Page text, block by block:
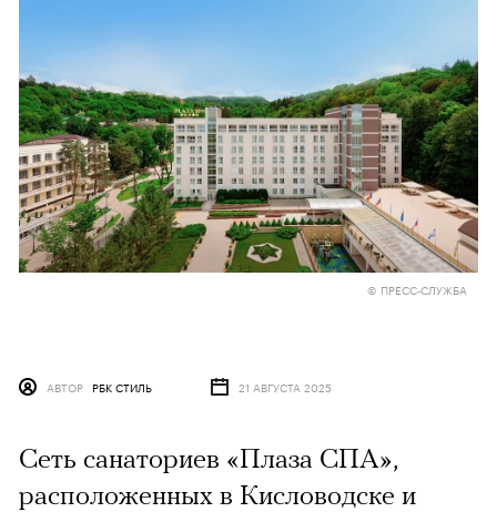
© ПРЕСС-СЛУЖБА
АВТОР РБК СТИЛЬ 21 АВГУСТА 2025
Сеть санаториев «Плаза СПА»,
расположенных в Кисловодске и